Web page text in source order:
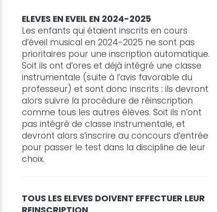
ELEVES EN EVEIL EN 2024-2025
Les enfants qui étaient inscrits en cours
d’éveil musical en 2024-2025 ne sont pas
prioritaires pour une inscription automatique.
Soit ils ont d’ores et déjà intégré une classe
instrumentale (suite à l’avis favorable du
professeur) et sont donc inscrits : ils devront
alors suivre la procédure de réinscription
comme tous les autres élèves. Soit ils n’ont
pas intégré de classe instrumentale, et
devront alors s’inscrire au concours d’entrée
pour passer le test dans la discipline de leur
choix.
TOUS LES ELEVES DOIVENT EFFECTUER LEUR